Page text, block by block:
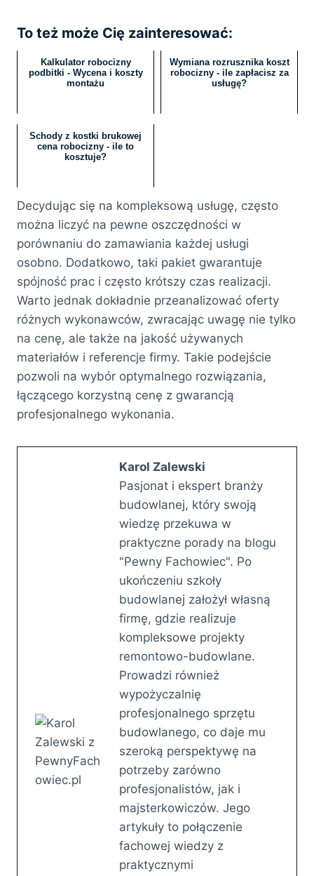
To też może Cię zainteresować:
Kalkulator robocizny
podbitki - Wycena i koszty
montażu
Wymiana rozrusznika koszt
robocizny - ile zapłacisz za
usługę?
Schody z kostki brukowej
cena robocizny - ile to
kosztuje?
Decydując się na kompleksową usługę, często
można liczyć na pewne oszczędności w
porównaniu do zamawiania każdej usługi
osobno. Dodatkowo, taki pakiet gwarantuje
spójność prac i często krótszy czas realizacji.
Warto jednak dokładnie przeanalizować oferty
różnych wykonawców, zwracając uwagę nie tylko
na cenę, ale także na jakość używanych
materiałów i referencje firmy. Takie podejście
pozwoli na wybór optymalnego rozwiązania,
łączącego korzystną cenę z gwarancją
profesjonalnego wykonania.
Karol Zalewski
Pasjonat i ekspert branży
budowlanej, który swoją
wiedzę przekuwa w
praktyczne porady na blogu
"Pewny Fachowiec". Po
ukończeniu szkoły
budowlanej założył własną
firmę, gdzie realizuje
kompleksowe projekty
remontowo-budowlane.
Prowadzi również
wypożyczalnię
profesjonalnego sprzętu
budowlanego, co daje mu
szeroką perspektywę na
potrzeby zarówno
profesjonalistów, jak i
majsterkowiczów. Jego
artykuły to połączenie
fachowej wiedzy z
praktycznymi